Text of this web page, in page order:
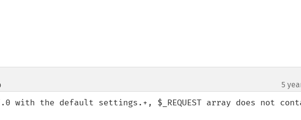
¶ 5
with the default settings.+, $_REQUEST array does not